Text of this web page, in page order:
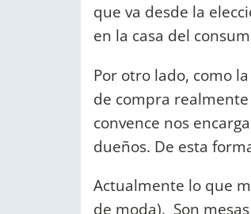
que va desde la
en la casa del
Por otro lado, como
de compra
convence nos
dueños. De esta
Actualmente lo que
de moda). Son